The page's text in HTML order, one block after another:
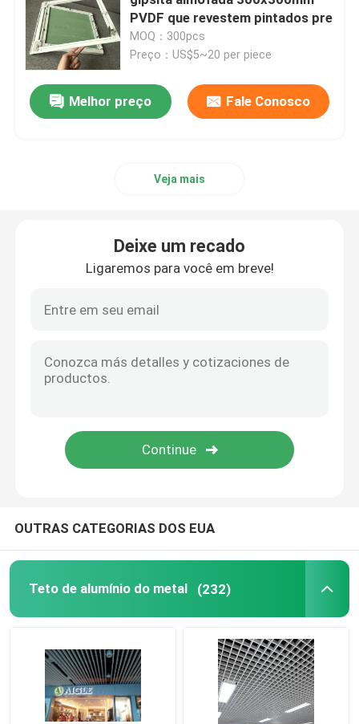
Teto de alumínio do metal
telhas do teto do metal
Painel de sanduíche composto
painel perfurado do metal
Acessórios do teto suspendido
Grelha de alumínio de Sun
PVDF que revestem pintados pre
MOQ：300pcs
Preço：US$5~20 per piece
Melhor preço Fale Conosco
Veja mais
Deixe um recado
Ligaremos para você em breve!
OUTRAS CATEGORIAS DOS EUA
Teto de alumínio do metal (232)